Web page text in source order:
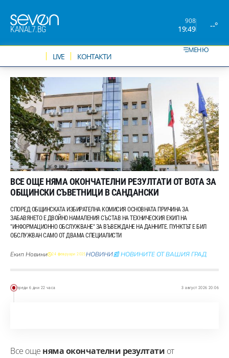
KANAL7.BG
908
19:49 --°
LIVE КОНТАКТИ
МЕНЮ
ВСЕ ОЩЕ НЯМА ОКОНЧАТЕЛНИ РЕЗУЛТАТИ ОТ ВОТА ЗА
ОБЩИНСКИ СЪВЕТНИЦИ В САНДАНСКИ
СПОРЕД ОБЩИНСКАТА ИЗБИРАТЕЛНА КОМИСИЯ ОСНОВНАТА ПРИЧИНА ЗА
ЗАБАВЯНЕТО Е ДВОЙНО НАМАЛЕНИЯ СЪСТАВ НА ТЕХНИЧЕСКИЯ ЕКИП НА
"ИНФОРМАЦИОННО ОБСЛУЖВАНЕ" ЗА ВЪВЕЖДАНЕ НА ДАННИТЕ. ПУНКТЪТ Е БИЛ
ОБСЛУЖВАН САМО ОТ ДВАМА СПЕЦИАЛИСТИ
Екип Новини 24 февруари 2025НОВИНИ📰 НОВИНИТЕ ОТ ВАШИЯ ГРАД
преди 6 дни 22 часа 3 август 2026 20:06
Все още няма окончателни резултати от